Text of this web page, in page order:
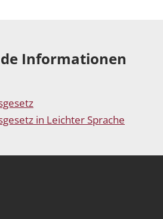
Informationen
in Leichter Sprache